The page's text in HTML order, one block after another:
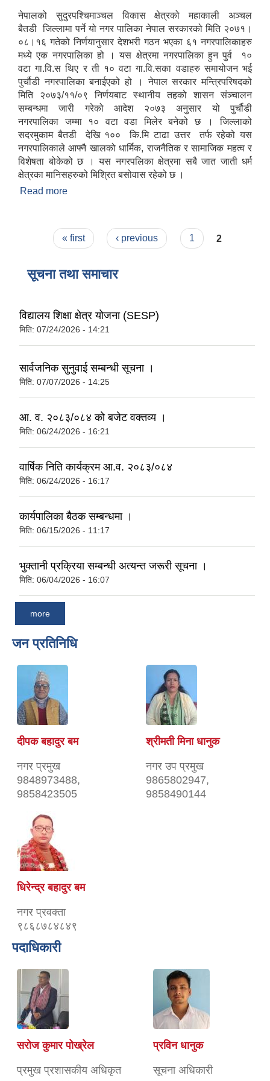
नेपालको सुदुरपश्चिमाञ्चल विकास क्षेत्रको महाकाली अञ्चल
बैतडी जिल्लामा पर्ने यो नगर पालिका नेपाल सरकारको मिति २०७१।
०८।१६ गतेको निर्णयानुसार देशभरी गठन भएका ६१ नगरपालिकाहरु
मध्ये एक नगरपालिका हो । यस क्षेत्रमा नगरपालिका हुन पुर्व १०
वटा गा.वि.स थिए र ती १० वटा गा.वि.सका वडाहरु समायोजन भई
पुर्चौडी नगरपालिका बनाईएको हो । नेपाल सरकार मन्त्रिपरिषदको
मिति २०७३/११/०९ निर्णयबाट स्थानीय तहको शासन संञ्चालन
सम्बन्धमा जारी गरेको आदेश २०७३ अनुसार यो पुर्चौडी
नगरपालिका जम्मा १० वटा वडा मिलेर बनेको छ । जिल्लाको
सदरमुकाम बैतडी देखि १०० कि.मि टाढा उत्तर तर्फ रहेको यस
नगरपालिकाले आफ्नै खालको धार्मिक, राजनैतिक र सामाजिक महत्व र
विशेषता बोकेको छ । यस नगरपलिका क्षेत्रमा सबै जात जाती धर्म
क्षेत्रका मानिसहरुको मिश्रित बसोवास रहेको छ ।
Read more
Pages« first ‹ previous 1 2
सूचना तथा समाचार
विद्यालय शिक्षा क्षेत्र योजना (SESP)
मिति: 07/24/2026 - 14:21
सार्वजनिक सुनुवाई सम्बन्धी सूचना ।
मिति: 07/07/2026 - 14:25
आ. व. २०८३/०८४ को बजेट वक्तव्य ।
मिति: 06/24/2026 - 16:21
वार्षिक निति कार्यक्रम आ.व. २०८३/०८४
मिति: 06/24/2026 - 16:17
कार्यपालिका बैठक सम्बन्धमा ।
मिति: 06/15/2026 - 11:17
भुक्तानी प्रक्रिया सम्बन्धी अत्यन्त जरूरी सूचना ।
मिति: 06/04/2026 - 16:07
more
जन प्रतिनिधि
दीपक बहादुर बम
नगर प्रमुख
9848973488,
9858423505
श्रीमती मिना धानुक
नगर उप प्रमुख
9865802947,
9858490144
धिरेन्द्र बहादुर बम
नगर प्रवक्ता
९८६८७८४८४९
पदाधिकारी
सरोज कुमार पोख्रेल
प्रमुख प्रशासकीय अधिकृत
प्रविन धानुक
सूचना अधिकारी